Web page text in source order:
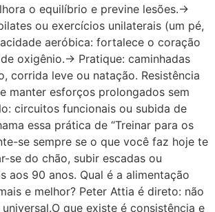
o equilíbrio e previne lesões.→
ou exercícios unilaterais (um pé,
aeróbica: fortalece o coração
oxigênio.→ Pratique: caminhadas
corrida leve ou natação. Resistência
manter esforços prolongados sem
circuitos funcionais ou subida de
essa prática de “Treinar para os
se sempre se o que você faz hoje te
se do chão, subir escadas ou
aos 90 anos. Qual é a alimentação
e melhor? Peter Attia é direto: não
que existe é consistência e